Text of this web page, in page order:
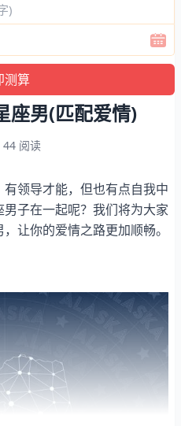
座男(匹配爱情)
44 阅读
领导才能，但也有点自我中
子在一起呢？我们将为大家
让你的爱情之路更加顺畅。